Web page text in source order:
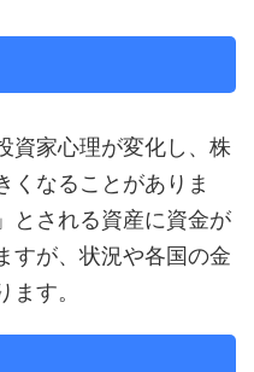
資家心理が変化し、株
くなることがありま
とされる資産に資金が
すが、状況や各国の金
す。